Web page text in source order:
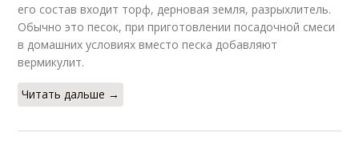
его состав входит торф, дерновая земля, разрыхлитель.
Обычно это песок, при приготовлении посадочной смеси
в домашних условиях вместо песка добавляют
вермикулит.
Читать дальше →